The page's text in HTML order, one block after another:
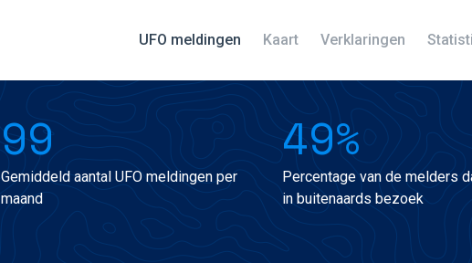
UFO meldingen Kaart Verklaringen
99
Gemiddeld aantal UFO meldingen per
maand
49%
Percentage van de melders
in buitenaards bezoek